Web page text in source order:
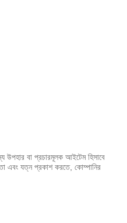
উপহার বা প্রচারমূলক আইটেম হিসাবে
এবং যত্ন প্রকাশ করতে, কোম্পানির